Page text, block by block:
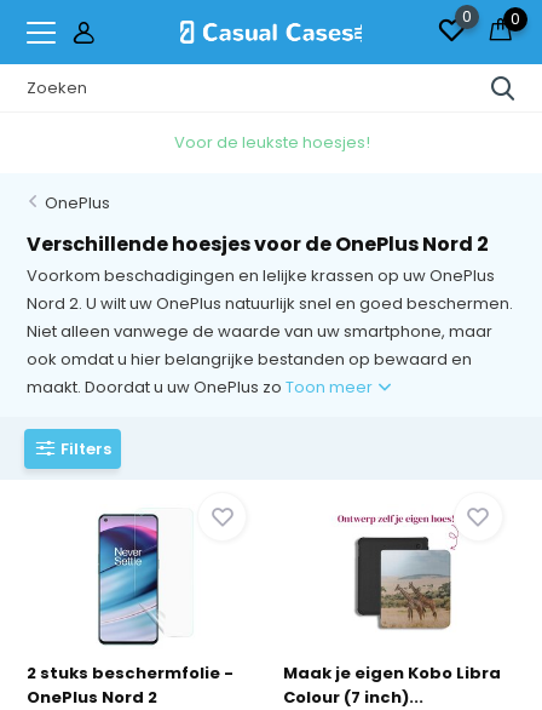
0 0
Voor de leukste hoesjes!
OnePlus
Verschillende hoesjes voor de OnePlus Nord 2
Voorkom beschadigingen en lelijke krassen op uw OnePlus
Nord 2. U wilt uw OnePlus natuurlijk snel en goed beschermen.
Niet alleen vanwege de waarde van uw smartphone, maar
ook omdat u hier belangrijke bestanden op bewaard en
maakt. Doordat u uw OnePlus zoToon meer
Filters
2 stuks beschermfolie -
OnePlus Nord 2
Maak je eigen Kobo Libra
Colour (7 inch)...